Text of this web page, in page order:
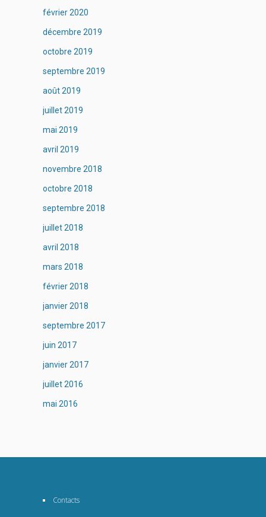
février 2020
décembre 2019
octobre 2019
septembre 2019
août 2019
juillet 2019
mai 2019
avril 2019
novembre 2018
octobre 2018
septembre 2018
juillet 2018
avril 2018
mars 2018
février 2018
janvier 2018
septembre 2017
juin 2017
janvier 2017
juillet 2016
mai 2016
Contacts